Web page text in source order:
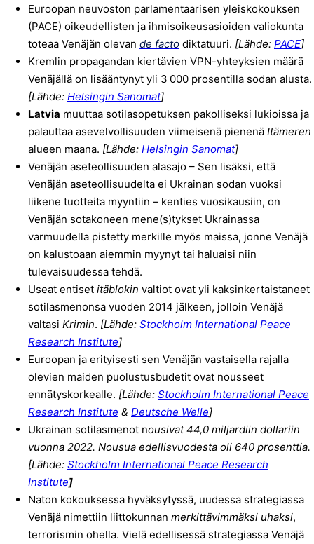
Euroopan neuvoston parlamentaarisen yleiskokouksen
(PACE) oikeudellisten ja ihmisoikeusasioiden valiokunta
toteaa Venäjän olevan de facto diktatuuri. [Lähde: PACE]
Kremlin propagandan kiertävien VPN-yhteyksien määrä
Venäjällä on lisääntynyt yli 3 000 prosentilla sodan alusta.
[Lähde: Helsingin Sanomat]
Latvia muuttaa sotilasopetuksen pakolliseksi lukioissa ja
palauttaa asevelvollisuuden viimeisenä pienenä Itämeren
alueen maana. [Lähde: Helsingin Sanomat]
Venäjän aseteollisuuden alasajo – Sen lisäksi, että
Venäjän aseteollisuudelta ei Ukrainan sodan vuoksi
liikene tuotteita myyntiin – kenties vuosikausiin, on
Venäjän sotakoneen mene(s)tykset Ukrainassa
varmuudella pistetty merkille myös maissa, jonne Venäjä
on kalustoaan aiemmin myynyt tai haluaisi niin
tulevaisuudessa tehdä.
Useat entiset itäblokin valtiot ovat yli kaksinkertaistaneet
sotilasmenonsa vuoden 2014 jälkeen, jolloin Venäjä
valtasi Krimin. [Lähde: Stockholm International Peace
Research Institute]
Euroopan ja erityisesti sen Venäjän vastaisella rajalla
olevien maiden puolustusbudetit ovat nousseet
ennätyskorkealle. [Lähde: Stockholm International Peace
Research Institute & Deutsche Welle]
Ukrainan sotilasmenot nousivat 44,0 miljardiin dollariin
vuonna 2022. Nousua edellisvuodesta oli 640 prosenttia.
[Lähde: Stockholm International Peace Research
Institute]
Naton kokouksessa hyväksytyssä, uudessa strategiassa
Venäjä nimettiin liittokunnan merkittävimmäksi uhaksi,
terrorismin ohella. Vielä edellisessä strategiassa Venäjä